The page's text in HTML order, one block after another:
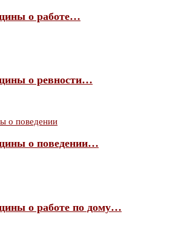
о работе…
о ревности…
о поведении…
о работе по дому…